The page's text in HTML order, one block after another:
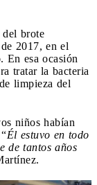
del brote
2017, en el
En esa ocasión
tratar la bacteria
limpieza del
niños habían
Él estuvo en todo
de tantos años